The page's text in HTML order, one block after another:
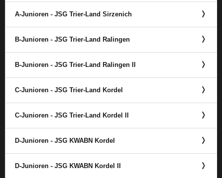
A-Junioren - JSG Trier-Land Sirzenich
B-Junioren - JSG Trier-Land Ralingen
B-Junioren - JSG Trier-Land Ralingen II
C-Junioren - JSG Trier-Land Kordel
C-Junioren - JSG Trier-Land Kordel II
D-Junioren - JSG KWABN Kordel
D-Junioren - JSG KWABN Kordel II